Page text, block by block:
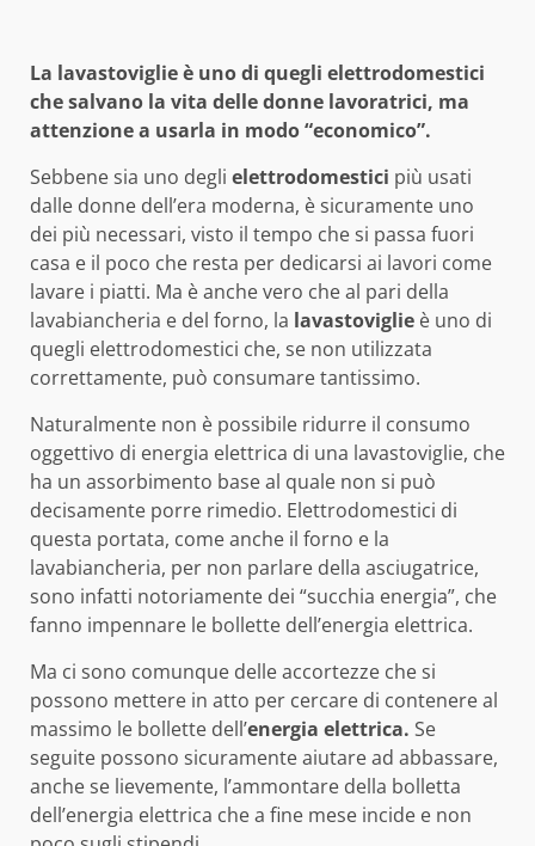
La lavastoviglie è uno di quegli elettrodomestici
che salvano la vita delle donne lavoratrici, ma
attenzione a usarla in modo “economico”.
Sebbene sia uno degli elettrodomestici più usati
dalle donne dell’era moderna, è sicuramente uno
dei più necessari, visto il tempo che si passa fuori
casa e il poco che resta per dedicarsi ai lavori come
lavare i piatti. Ma è anche vero che al pari della
lavabiancheria e del forno, la lavastoviglie è uno di
quegli elettrodomestici che, se non utilizzata
correttamente, può consumare tantissimo.
Naturalmente non è possibile ridurre il consumo
oggettivo di energia elettrica di una lavastoviglie, che
ha un assorbimento base al quale non si può
decisamente porre rimedio. Elettrodomestici di
questa portata, come anche il forno e la
lavabiancheria, per non parlare della asciugatrice,
sono infatti notoriamente dei “succhia energia”, che
fanno impennare le bollette dell’energia elettrica.
Ma ci sono comunque delle accortezze che si
possono mettere in atto per cercare di contenere al
massimo le bollette dell’energia elettrica. Se
seguite possono sicuramente aiutare ad abbassare,
anche se lievemente, l’ammontare della bolletta
dell’energia elettrica che a fine mese incide e non